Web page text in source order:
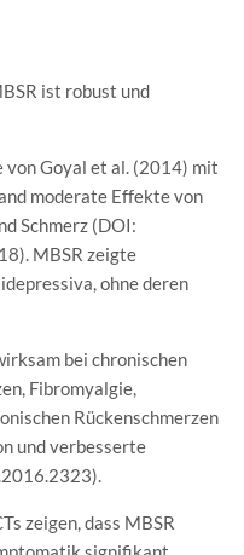
ist robust und
von Goyal et al. (2014) mit
moderate Effekte von
Schmerz (DOI:
MBSR zeigte
ohne deren
bei chronischen
Fibromyalgie,
Rückenschmerzen
und verbesserte
zeigen, dass MBSR